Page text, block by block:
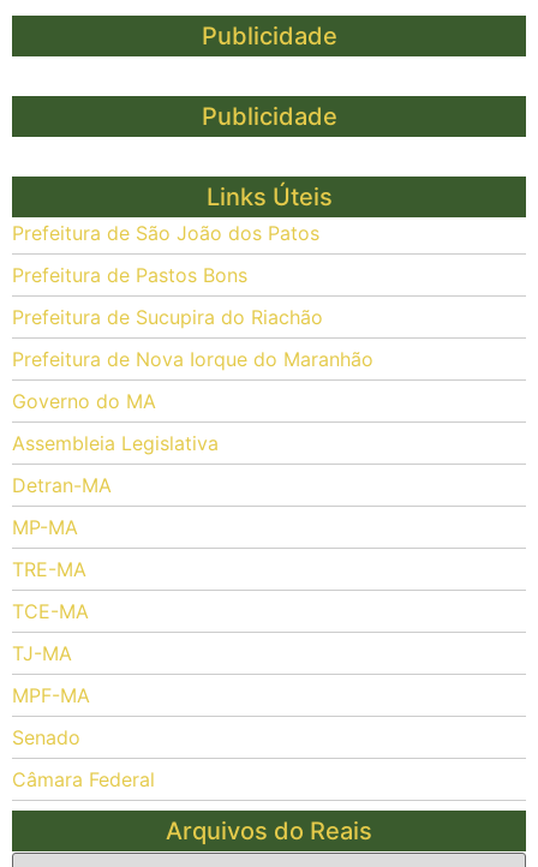
Publicidade
Publicidade
Links Úteis
Prefeitura de São João dos Patos
Prefeitura de Pastos Bons
Prefeitura de Sucupira do Riachão
Prefeitura de Nova Iorque do Maranhão
Governo do MA
Assembleia Legislativa
Detran-MA
MP-MA
TRE-MA
TCE-MA
TJ-MA
MPF-MA
Senado
Câmara Federal
Arquivos do Reais